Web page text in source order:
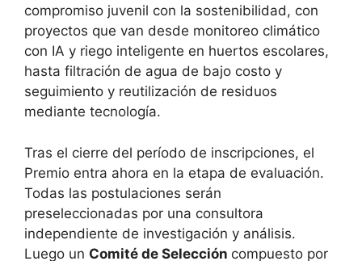
compromiso juvenil con la sostenibilidad, con
proyectos que van desde monitoreo climático
con IA y riego inteligente en huertos escolares,
hasta filtración de agua de bajo costo y
seguimiento y reutilización de residuos
mediante tecnología.
Tras el cierre del período de inscripciones, el
Premio entra ahora en la etapa de evaluación.
Todas las postulaciones serán
preseleccionadas por una consultora
independiente de investigación y análisis.
Luego un Comité de Selección compuesto por